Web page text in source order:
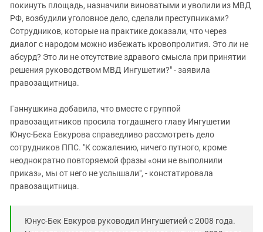
покинуть площадь, назначили виноватыми и уволили из МВД
РФ, возбудили уголовное дело, сделали преступниками?
Сотрудников, которые на практике доказали, что через
диалог с народом можно избежать кровопролития. Это ли не
абсурд? Это ли не отсутствие здравого смысла при принятии
решения руководством МВД Ингушетии?" - заявила
правозащитница.
Ганнушкина добавила, что вместе с группой
правозащитников просила тогдашнего главу Ингушетии
Юнус-Бека Евкурова справедливо рассмотреть дело
сотрудников ППС. "К сожалению, ничего путного, кроме
неоднократно повторяемой фразы «они не выполнили
приказ», мы от него не услышали", - констатировала
правозащитница.
Юнус-Бек Евкуров руководил Ингушетией с 2008 года.